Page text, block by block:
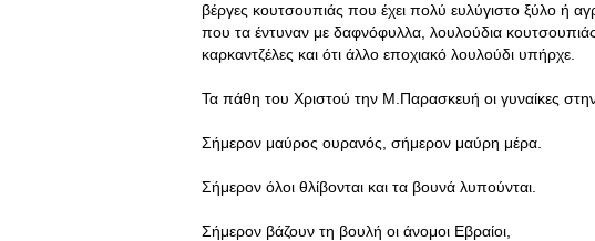
βέργες κουτσουπιάς που έχει πολύ ευλύγιστο ξύλο ή
που τα έντυναν με δαφνόφυλλα, λουλούδια
καρκαντζέλες και ότι άλλο εποχιακό λουλούδι υπήρχε.
Τα πάθη του Χριστού την Μ.Παρασκευή οι γυναίκες
Σήμερον μαύρος ουρανός, σήμερον μαύρη μέρα.
Σήμερον όλοι θλίβονται και τα βουνά λυπούνται.
Σήμερον βάζουν τη βουλή οι άνομοι Εβραίοι,